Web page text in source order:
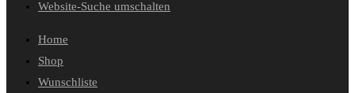
Website-Suche umschalten
Home
Shop
Wunschliste